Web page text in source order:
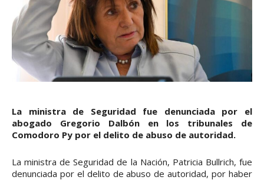
La ministra de Seguridad fue denunciada por el
abogado Gregorio Dalbón en los tribunales de
Comodoro Py por el delito de abuso de autoridad.
La ministra de Seguridad de la Nación, Patricia Bullrich, fue
denunciada por el delito de abuso de autoridad, por haber